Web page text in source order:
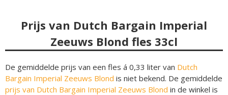
Prijs van Dutch Bargain Imperial
Zeeuws Blond fles 33cl
De gemiddelde prijs van een fles á 0,33 liter van Dutch
Bargain Imperial Zeeuws Blond is niet bekend. De gemiddelde
prijs van Dutch Bargain Imperial Zeeuws Blond in de winkel is